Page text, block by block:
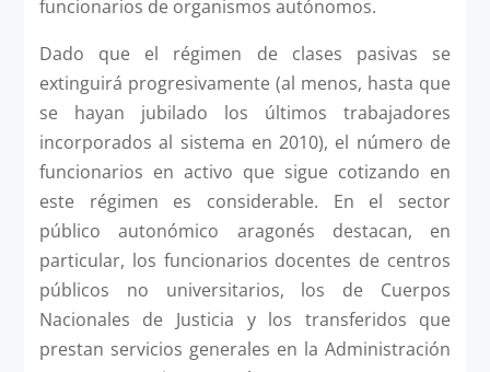
funcionarios de organismos autónomos.
Dado que el régimen de clases pasivas se
extinguirá progresivamente (al menos, hasta que
se hayan jubilado los últimos trabajadores
incorporados al sistema en 2010), el número de
funcionarios en activo que sigue cotizando en
este régimen es considerable. En el sector
público autonómico aragonés destacan, en
particular, los funcionarios docentes de centros
públicos no universitarios, los de Cuerpos
Nacionales de Justicia y los transferidos que
prestan servicios generales en la Administración